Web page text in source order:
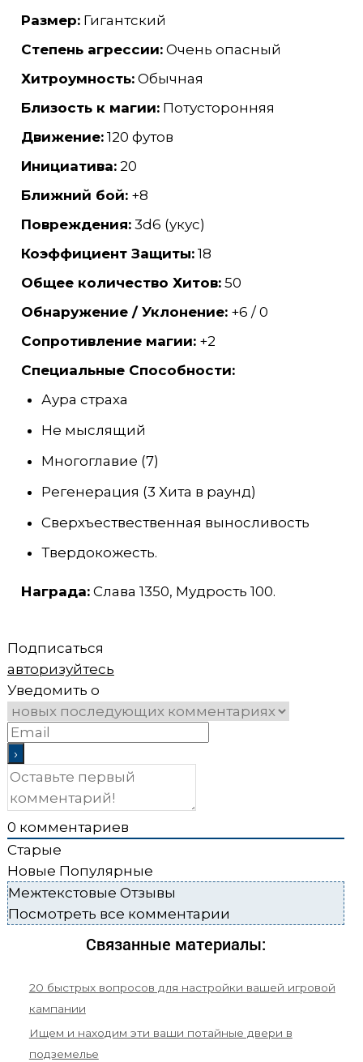
Размер:Гигантский
Степень агрессии:Очень опасный
Хитроумность:Обычная
Близость к магии:Потусторонняя
Движение:120 футов
Инициатива:20
Ближний бой:+8
Повреждения:3d6 (укус)
Коэффициент Защиты:18
Общее количество Хитов:50
Обнаружение / Уклонение:+6 / 0
Сопротивление магии:+2
Специальные Способности:
Аура страха
Не мыслящий
Многоглавие (7)
Регенерация (3 Хита в раунд)
Сверхъествественная выносливость
Твердокожесть.
Награда:Слава 1350, Мудрость 100.
Подписаться
авторизуйтесь
Уведомить о
0 комментариев
Старые
Новые Популярные
Межтекстовые Отзывы
Посмотреть все комментарии
Связанные материалы:
20 быстрых вопросов для настройки вашей игровой
кампании
Ищем и находим эти ваши потайные двери в
подземелье